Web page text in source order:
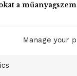
Manage your
a